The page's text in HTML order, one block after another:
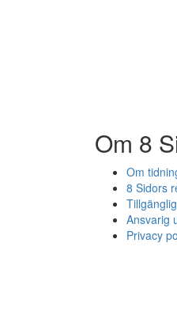
Om 8
Om
8 Sidors
Ansvarig
Privacy